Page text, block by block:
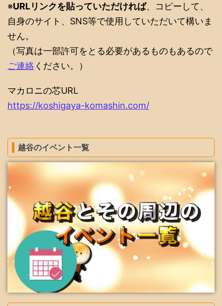
※URLリンクを貼っていただければ、コピーして、
自身のサイト、SNS等で使用していただいて構いま
せん。
（写真は一部許可をとる必要があるものもあるので
ご連絡 ください。）
マカロニの芯URL
https://koshigaya-komashin.com/
越谷のイベント一覧